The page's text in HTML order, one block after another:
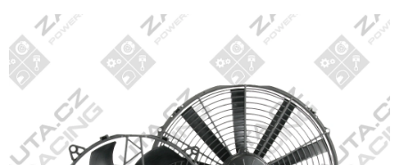
JEZDEC
TÝM
SERVIS